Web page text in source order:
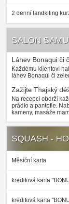
2 denní landkiting
SALON
Láhev Bonaqui či
Každému klientovi
láhev Bonaqui či
Zažijte Thajský
Na recepci obdrží
prádlo a pantofle.
kameny, masáže
SQUASH -
Měsíční karta
kreditová karta
kreditová karta